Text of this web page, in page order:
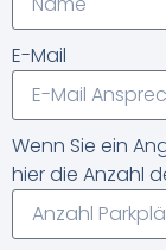
E-Mail
Wenn Sie ein
hier die Anzahl